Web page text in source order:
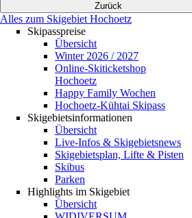
Zurück
Alles zum Skigebiet Hochoetz
Skipasspreise
Übersicht
Winter 2026 / 2027
Online-Skiticketshop
Hochoetz
Happy Family Wochen
Hochoetz-Kühtai Skipass
Skigebietsinformationen
Übersicht
Live-Infos & Skigebietsnews
Skigebietsplan, Lifte & Pisten
Skibus
Parken
Highlights im Skigebiet
Übersicht